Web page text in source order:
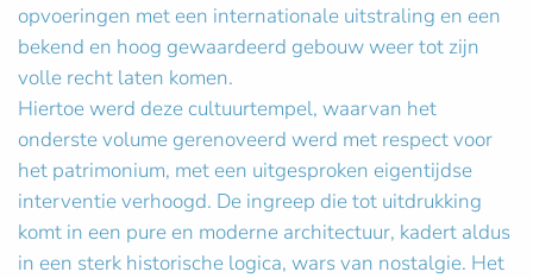
opvoeringen met een internationale uitstraling en een
bekend en hoog gewaardeerd gebouw weer tot zijn
volle recht laten komen.
Hiertoe werd deze cultuurtempel, waarvan het
onderste volume gerenoveerd werd met respect voor
het patrimonium, met een uitgesproken eigentijdse
interventie verhoogd. De ingreep die tot uitdrukking
komt in een pure en moderne architectuur, kadert aldus
in een sterk historische logica, wars van nostalgie. Het